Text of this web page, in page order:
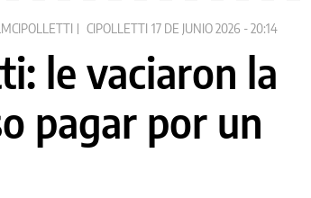
CIPOLLETTI 17 DE JUNIO 2026 - 20:14
le vaciaron la
pagar por un